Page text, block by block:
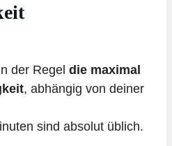
der Regel die maximal
, abhängig von deiner
sind absolut üblich.